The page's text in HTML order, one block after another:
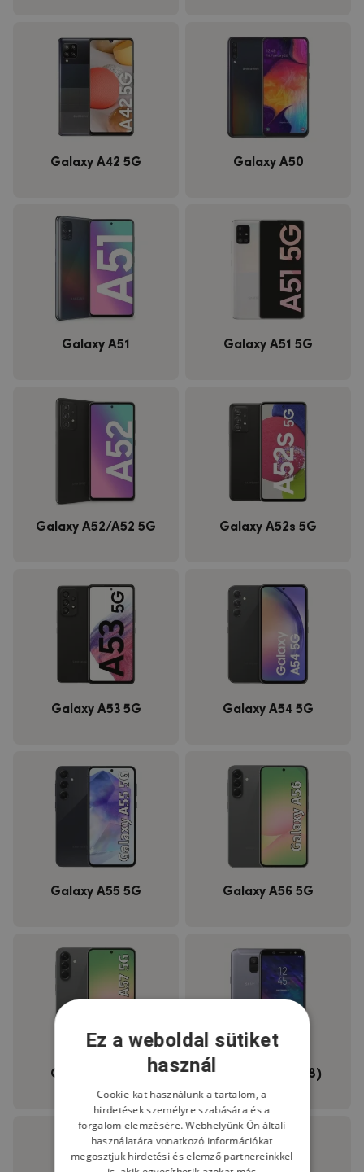
Galaxy A42 5G Galaxy A50
Galaxy A51 Galaxy A51 5G
Galaxy A52/A52 5G Galaxy A52s 5G
Galaxy A53 5G Galaxy A54 5G
Galaxy A55 5G Galaxy A56 5G
Galaxy A57 5G Galaxy A6 (2018)
Ez a weboldal sütiket
használ
Cookie-kat használunk a tartalom, a
hirdetések személyre szabására és a
forgalom elemzésére. Webhelyünk Ön általi
használatára vonatkozó információkat
megosztjuk hirdetési és elemző partnereinkkel